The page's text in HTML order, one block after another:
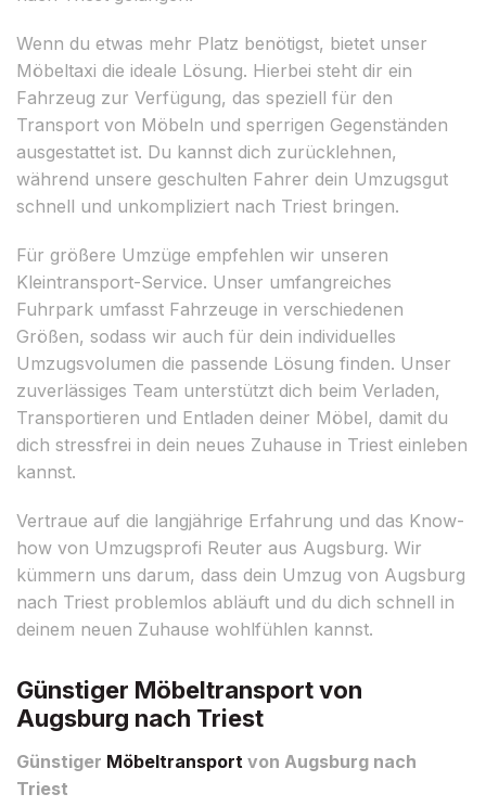
Wenn du etwas mehr Platz benötigst, bietet unser
Möbeltaxi die ideale Lösung. Hierbei steht dir ein
Fahrzeug zur Verfügung, das speziell für den
Transport von Möbeln und sperrigen Gegenständen
ausgestattet ist. Du kannst dich zurücklehnen,
während unsere geschulten Fahrer dein Umzugsgut
schnell und unkompliziert nach Triest bringen.
Für größere Umzüge empfehlen wir unseren
Kleintransport-Service. Unser umfangreiches
Fuhrpark umfasst Fahrzeuge in verschiedenen
Größen, sodass wir auch für dein individuelles
Umzugsvolumen die passende Lösung finden. Unser
zuverlässiges Team unterstützt dich beim Verladen,
Transportieren und Entladen deiner Möbel, damit du
dich stressfrei in dein neues Zuhause in Triest einleben
kannst.
Vertraue auf die langjährige Erfahrung und das Know-
how von Umzugsprofi Reuter aus Augsburg. Wir
kümmern uns darum, dass dein Umzug von Augsburg
nach Triest problemlos abläuft und du dich schnell in
deinem neuen Zuhause wohlfühlen kannst.
Günstiger Möbeltransport von
Augsburg nach Triest
Günstiger Möbeltransport von Augsburg nach
Triest